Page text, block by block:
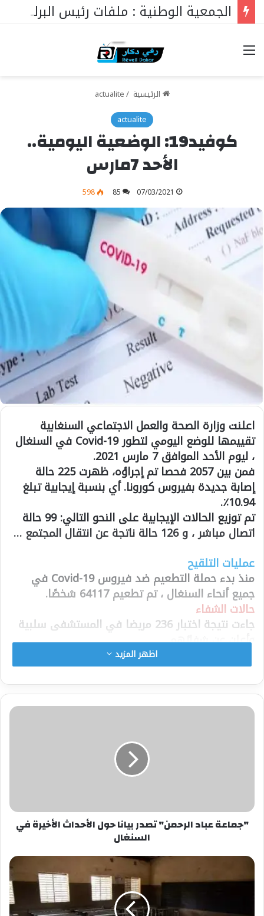
الجمعية الوطنية : ملفات رئيس البرلمان التي ستغير كل شيء
خيارات
الرئيسية /
actualite
actualite
كوفيد19: الوضعية اليومية..
الأحد 7مارس
07/03/2021
85
598
اعلنت وزارة الصحة والعمل الاجتماعي السنغابية
تقييمها للوضع اليومي لتطور Covid-19 في السنغال
، ليوم الأحد الموافق 7 مارس 2021.
فمن بين 2057 فحصا تم إجراؤه، ظهرت 225 حالة
إصابة جديدة بفيروس كورونا. أي بنسبة إيجابية تبلغ
10.94٪.
تم توزيع الحالات الإيجابية على النحو التالي: 99 حالة
اتصال مباشر ، و 126 حالة ناتجة عن انتقال المجتمع …
عمليات التلقيح
منذ بدء حملة التطعيم ضد فيروس Covid-19 في
جميع أنحاء السنغال ، تم تطعيم 64117 شخصًا.
حالات الشفاء
جاءت نتيجة اختبار 236 مريضا في المستشفى سلبية
وأعلن عن شفائهم.
تتك معالجة 38 حالة خطيرة بوحدات العناية المركزة
بالمستشفيات.
الوفيات
تم تسجيل 11 حالة وفاة يوم السبت 6 مارس 2021. ولا
شارك هذا الموضوع:
معجب بهذه:
اظهر المزيد
"جماعة عباد الرحمن" تصدر بيانا حول الأحداث الأخيرة في
السنغال